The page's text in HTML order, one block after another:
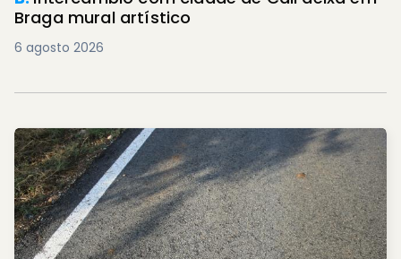
Braga mural artístico
6 agosto 2026